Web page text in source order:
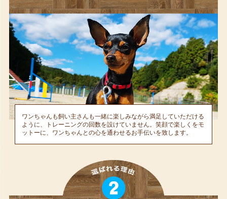
ワンちゃんも飼い主さんも一緒に楽しみながら満足していただける
ように、トレーニングの回数を設けていません。笑顔で楽しくをモ
ットーに、ワンちゃんとの心を通わせるお手伝いを致します。